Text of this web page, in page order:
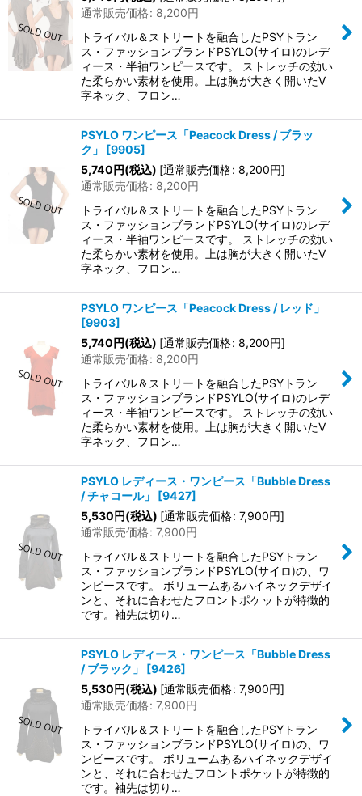
通常販売価格: 8,200円
トライバル＆ストリートを融合したPSYトラン
ス・ファッションブランドPSYLO(サイロ)のレデ
ィース・半袖ワンピースです。 ストレッチの効い
た柔らかい素材を使用。上は胸が大きく開いたV
字ネック、フロン…
PSYLO ワンピース「Peacock Dress / ブラッ
ク」
[9905]
5,740円(税込) [通常販売価格: 8,200円]
通常販売価格: 8,200円
トライバル＆ストリートを融合したPSYトラン
ス・ファッションブランドPSYLO(サイロ)のレデ
ィース・半袖ワンピースです。 ストレッチの効い
た柔らかい素材を使用。上は胸が大きく開いたV
字ネック、フロン…
PSYLO ワンピース「Peacock Dress / レッド」
[9903]
5,740円(税込) [通常販売価格: 8,200円]
通常販売価格: 8,200円
トライバル＆ストリートを融合したPSYトラン
ス・ファッションブランドPSYLO(サイロ)のレデ
ィース・半袖ワンピースです。 ストレッチの効い
た柔らかい素材を使用。上は胸が大きく開いたV
字ネック、フロン…
PSYLO レディース・ワンピース「Bubble Dress
/ チャコール」
[9427]
5,530円(税込) [通常販売価格: 7,900円]
通常販売価格: 7,900円
トライバル＆ストリートを融合したPSYトラン
ス・ファッションブランドPSYLO(サイロ)の、ワ
ンピースです。 ボリュームあるハイネックデザイ
ンと、それに合わせたフロントポケットが特徴的
です。袖先は切り…
PSYLO レディース・ワンピース「Bubble Dress
/ ブラック」
[9426]
5,530円(税込) [通常販売価格: 7,900円]
通常販売価格: 7,900円
トライバル＆ストリートを融合したPSYトラン
ス・ファッションブランドPSYLO(サイロ)の、ワ
ンピースです。 ボリュームあるハイネックデザイ
ンと、それに合わせたフロントポケットが特徴的
です。袖先は切り…